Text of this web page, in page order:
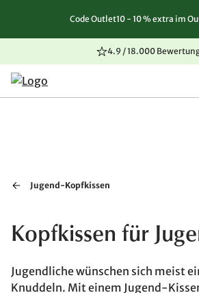
Zum Inhalt springen
Zur Navigation springen
Zum Seitenende springen
Code Outlet10 - 10 % extra im
4.9 / 18.000
Jugend-Kopfkissen
Kopfkissen für
Jugendliche wünschen sich meist
Knuddeln. Mit einem Jugend-